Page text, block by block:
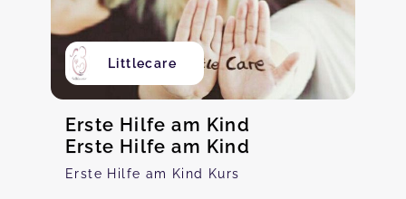
Littlecare
Erste Hilfe am Kind
Erste Hilfe am Kind
Erste Hilfe am Kind Kurs